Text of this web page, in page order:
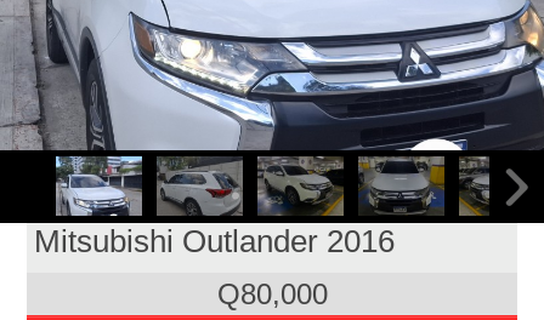
Mitsubishi Outlander 2016
Q80,000